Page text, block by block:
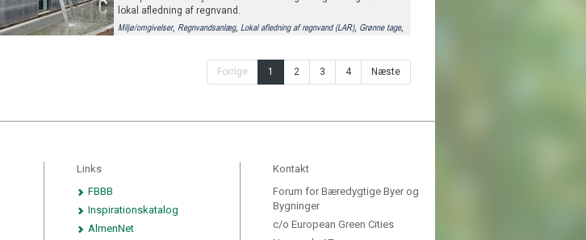
lokal afledning af regnvand.
Miljø/omgivelser, Regnvandsanlæg, Lokal afledning af regnvand (LAR), Grønne tage,
Forrige 1 2 3 4 Næste
Links
FBBB
Inspirationskatalog
AlmenNet
Kontakt
Forum for Bæredygtige Byer og
Bygninger
c/o European Green Cities